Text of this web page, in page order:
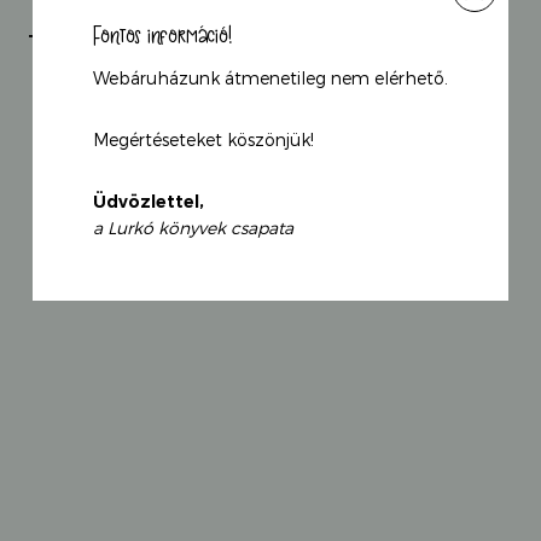
Fontos információ!
Webáruházunk átmenetileg nem elérhető.
Megértéseteket köszönjük!
Üdvözlettel,
a Lurkó könyvek csapata
Toppancs és a kék tojás
2 490
price
was:
2 241FtCurrent
price
241 Ft.